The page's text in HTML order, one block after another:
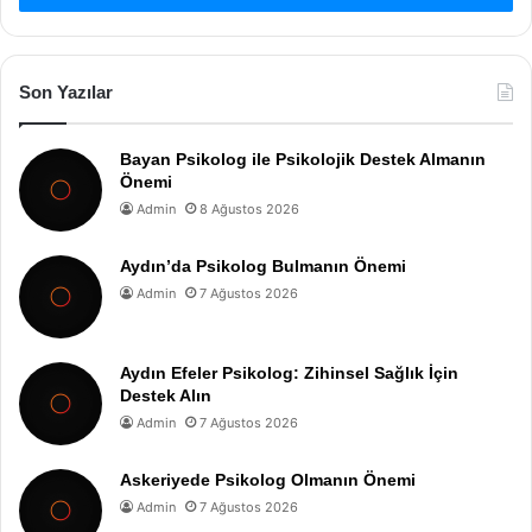
Son Yazılar
Bayan Psikolog ile Psikolojik Destek Almanın
Önemi
Admin 8 Ağustos 2026
Aydın’da Psikolog Bulmanın Önemi
Admin 7 Ağustos 2026
Aydın Efeler Psikolog: Zihinsel Sağlık İçin
Destek Alın
Admin 7 Ağustos 2026
Askeriyede Psikolog Olmanın Önemi
Admin 7 Ağustos 2026